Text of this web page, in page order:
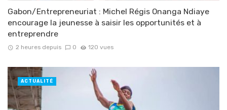
Gabon/Entrepreneuriat : Michel Régis Onanga Ndiaye
encourage la jeunesse à saisir les opportunités et à
entreprendre
2 heures depuis 0 120 vues
ACTUALITÉ